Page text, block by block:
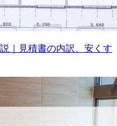
｜見積書の内訳、安くす